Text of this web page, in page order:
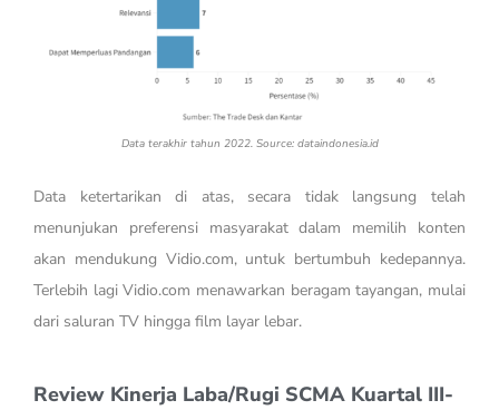
Data terakhir tahun 2022. Source: dataindonesia.id
Data ketertarikan di atas, secara tidak langsung telah
menunjukan preferensi masyarakat dalam memilih konten
akan mendukung Vidio.com, untuk bertumbuh kedepannya.
Terlebih lagi Vidio.com menawarkan beragam tayangan, mulai
dari saluran TV hingga film layar lebar.
Review Kinerja Laba/Rugi SCMA Kuartal III-